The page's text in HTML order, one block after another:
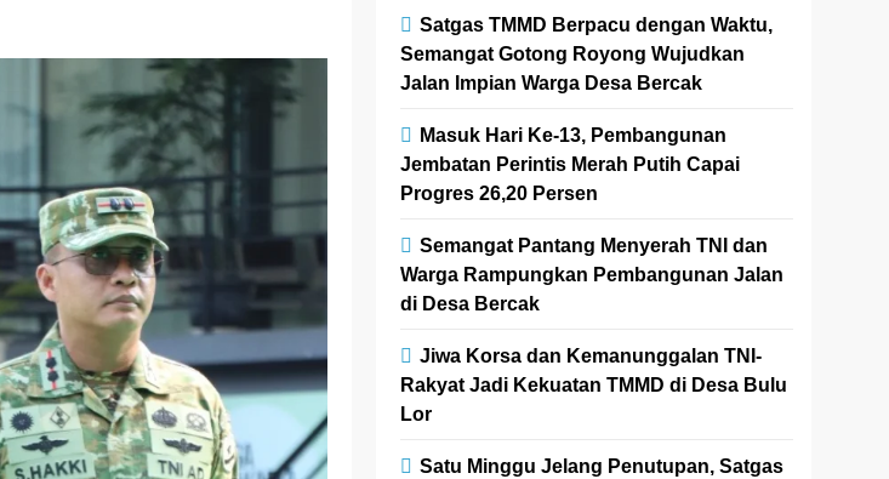
Satgas TMMD Berpacu dengan Waktu,
Semangat Gotong Royong Wujudkan
Jalan Impian Warga Desa Bercak
Masuk Hari Ke-13, Pembangunan
Jembatan Perintis Merah Putih Capai
Progres 26,20 Persen
Semangat Pantang Menyerah TNI dan
Warga Rampungkan Pembangunan Jalan
di Desa Bercak
Jiwa Korsa dan Kemanunggalan TNI-
Rakyat Jadi Kekuatan TMMD di Desa Bulu
Lor
Satu Minggu Jelang Penutupan, Satgas